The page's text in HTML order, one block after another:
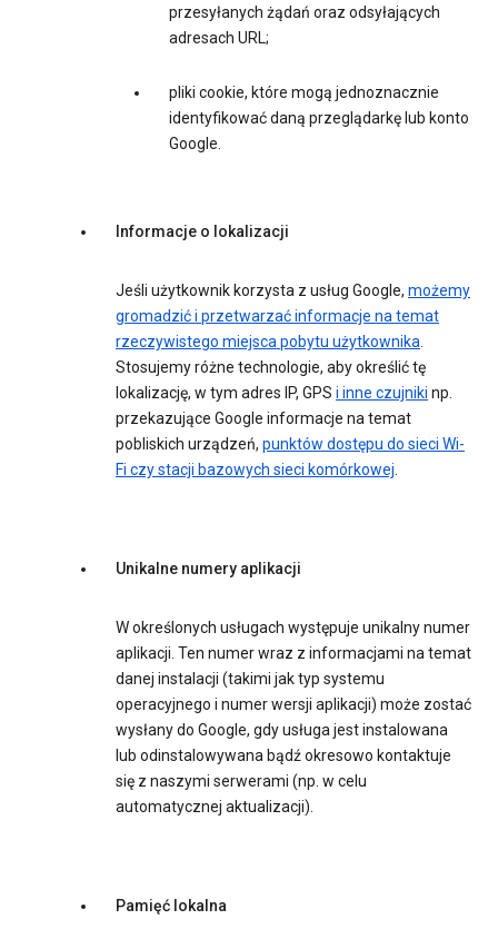
przesyłanych żądań oraz odsyłających
adresach URL;
pliki cookie, które mogą jednoznacznie
identyfikować daną przeglądarkę lub konto
Google.
Informacje o lokalizacji
Jeśli użytkownik korzysta z usług Google, możemy
gromadzić i przetwarzać informacje na temat
rzeczywistego miejsca pobytu użytkownika.
Stosujemy różne technologie, aby określić tę
lokalizację, w tym adres IP, GPS i inne czujniki np.
przekazujące Google informacje na temat
pobliskich urządzeń, punktów dostępu do sieci Wi-
Fi czy stacji bazowych sieci komórkowej.
Unikalne numery aplikacji
W określonych usługach występuje unikalny numer
aplikacji. Ten numer wraz z informacjami na temat
danej instalacji (takimi jak typ systemu
operacyjnego i numer wersji aplikacji) może zostać
wysłany do Google, gdy usługa jest instalowana
lub odinstalowywana bądź okresowo kontaktuje
się z naszymi serwerami (np. w celu
automatycznej aktualizacji).
Pamięć lokalna